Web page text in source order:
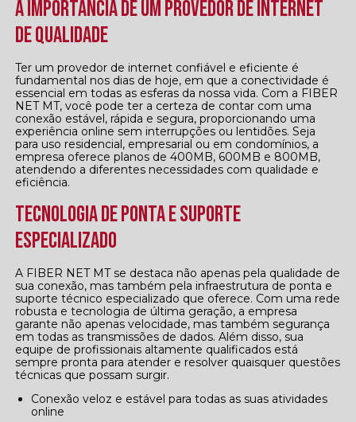
A Importância de um Provedor de Internet
de Qualidade
Ter um provedor de internet confiável e eficiente é
fundamental nos dias de hoje, em que a conectividade é
essencial em todas as esferas da nossa vida. Com a FIBER
NET MT, você pode ter a certeza de contar com uma
conexão estável, rápida e segura, proporcionando uma
experiência online sem interrupções ou lentidões. Seja
para uso residencial, empresarial ou em condomínios, a
empresa oferece planos de 400MB, 600MB e 800MB,
atendendo a diferentes necessidades com qualidade e
eficiência.
Tecnologia de Ponta e Suporte
Especializado
A FIBER NET MT se destaca não apenas pela qualidade de
sua conexão, mas também pela infraestrutura de ponta e
suporte técnico especializado que oferece. Com uma rede
robusta e tecnologia de última geração, a empresa
garante não apenas velocidade, mas também segurança
em todas as transmissões de dados. Além disso, sua
equipe de profissionais altamente qualificados está
sempre pronta para atender e resolver quaisquer questões
técnicas que possam surgir.
Conexão veloz e estável para todas as suas atividades
online